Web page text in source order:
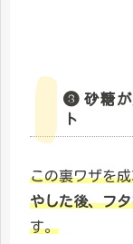
❸ 砂糖が
ト
この裏ワザを
やした後、フ
す。